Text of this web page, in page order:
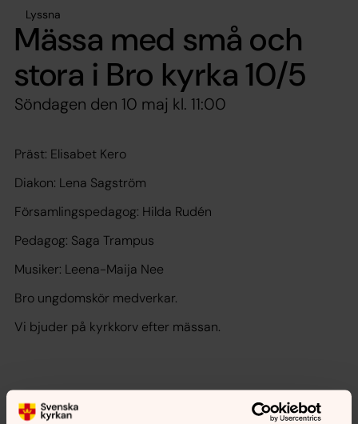
Lyssna
Mässa med små och
stora i Bro kyrka 10/5
Söndagen den 10 maj kl. 11:00
Präst: Elisabet Kero
Diakon: Lena Sagström
Församlingspedagog: Hilda Rudén
Pedagog: Saga Trampus
Musiker: Leena-Maija Nee
Bro ungdomskör medverkar.
Vi bjuder på kyrkkorv efter mässan.